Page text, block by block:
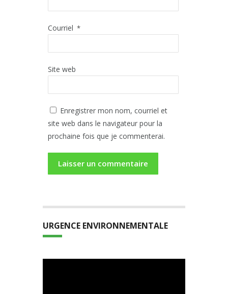
Courriel *
Site web
Enregistrer mon nom, courriel et
site web dans le navigateur pour la
prochaine fois que je commenterai.
URGENCE ENVIRONNEMENTALE